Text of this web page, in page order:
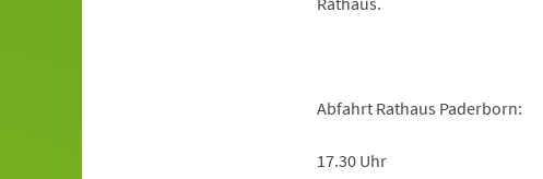
Abfahrt Rathaus Paderborn:
17.30 Uhr